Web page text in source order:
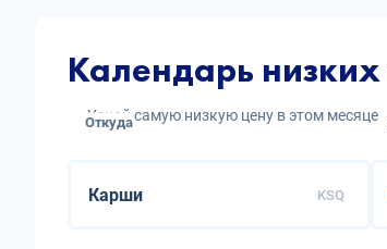
Календарь
Узнай самую низкую цену в этом месяце
Откуда
KSQ